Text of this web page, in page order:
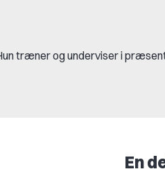
træner og underviser i
En